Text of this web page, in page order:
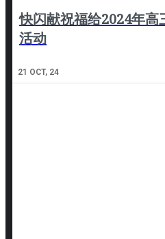
快闪献祝福给2024年高
活动
21 OCT, 24